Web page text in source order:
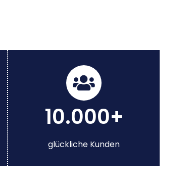
10.000+
glückliche Kunden